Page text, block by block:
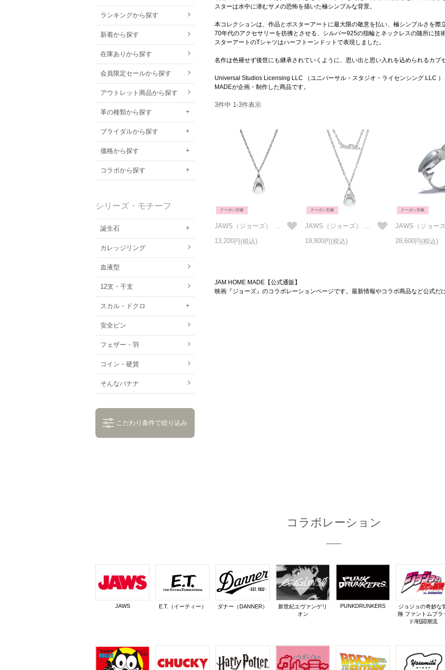
ランキングから探す
新着から探す
在庫ありから探す
会員限定セールから探す
アウトレット商品から探す
革の種類から探す
ブライダルから探す
価格から探す
コラボから探す
シリーズ・モチーフ
誕生石
カレッジリング
血液型
12支・干支
スカル・ドクロ
安全ピン
フェザー・羽
コイン・硬貨
そんなバナナ
こだわり条件で絞り込み
スターは水中に潜むサメの恐怖を描いた極シンプルな背景。
本コレクションは、作品とポスターアートに最大限の敬意を払い、極シンプルさを際
70年代のアクセサリーを彷彿とさせる、シルバー925の指輪とネックレスの随所に技
スターアートのTシャツはハーフトーンドットで表現しました。
名作は色褪せず後世にも継承されていくように、思い出と思い入れを込められるカプ
Universal Studios Licensing LLC （ユニバーサル・スタジオ・ライセンシング LLC
MADEが企画・制作した商品です。
3件中 1-3件表示
クーポン対象
JAWS（ジョーズ） ジオラマネックレス
13,200
クーポン対象
JAWS（ジョーズ） ジオラマネックレス セット
19,800
クーポン対象
28,600
JAM HOME MADE【公式通販】
映画『ジョーズ』のコラボレーションページです。最新情報やコラボ商品など公式だ
コラボレーション
JAWS E.T.（イーティー） ダナー（DANNER）
新世紀エヴァンゲリ
オン
PUNKDRUNKERS
ジョジョの奇妙な
険 ファントムブラ
ド/戦闘潮流